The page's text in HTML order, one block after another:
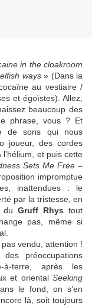
in the cloakroom
ways» (Dans la
au vestiaire /
et égoïstes). Allez,
beaucoup des
phrase, vous ? Et
de sons qui nous
joueur, des cordes
et puis cette
Sets Me Free–
impromptue
inattendues : le
par la tristesse, en
du Gruff Rhys tout
pas, même si
vendu, attention !
préoccupations
à-terre, après les
et oriental Seeking
le fond, on s’en
là, soit toujours